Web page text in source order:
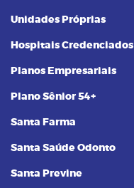
Unidades Próprias
Hospitais Credenciados
Planos Empresariais
Plano Sênior 54+
Santa Farma
Santa Saúde Odonto
Santa Previne